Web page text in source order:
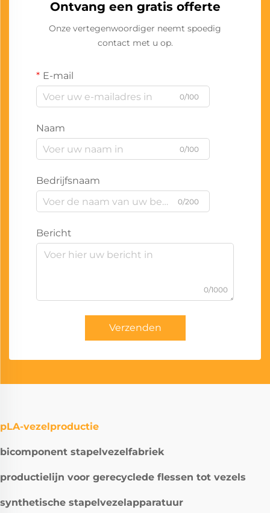
Ontvang een gratis offerte
Onze vertegenwoordiger neemt spoedig
contact met u op.
E-mail
0/100
Naam
0/100
Bedrijfsnaam
0/200
Bericht
0/1000
Verzenden
pLA-vezelproductie
bicomponent stapelvezelfabriek
productielijn voor gerecyclede flessen tot vezels
synthetische stapelvezelapparatuur